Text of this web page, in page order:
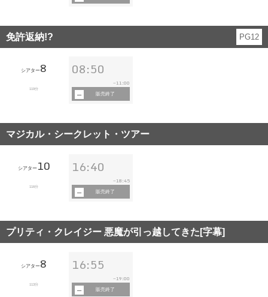
免許返納!? PG12
シアター8
119分
08:50
~11:00
販売終了
マジカル・シークレット・ツアー
シアター10
116分
16:40
~18:45
販売終了
プリティ・クレイジー 悪魔が引っ越してきた[字幕]
シアター8
113分
16:55
~19:00
販売終了